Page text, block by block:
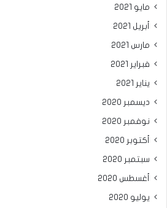
مايو 2021
أبريل 2021
مارس 2021
فبراير 2021
يناير 2021
ديسمبر 2020
نوفمبر 2020
أكتوبر 2020
سبتمبر 2020
أغسطس 2020
يوليو 2020